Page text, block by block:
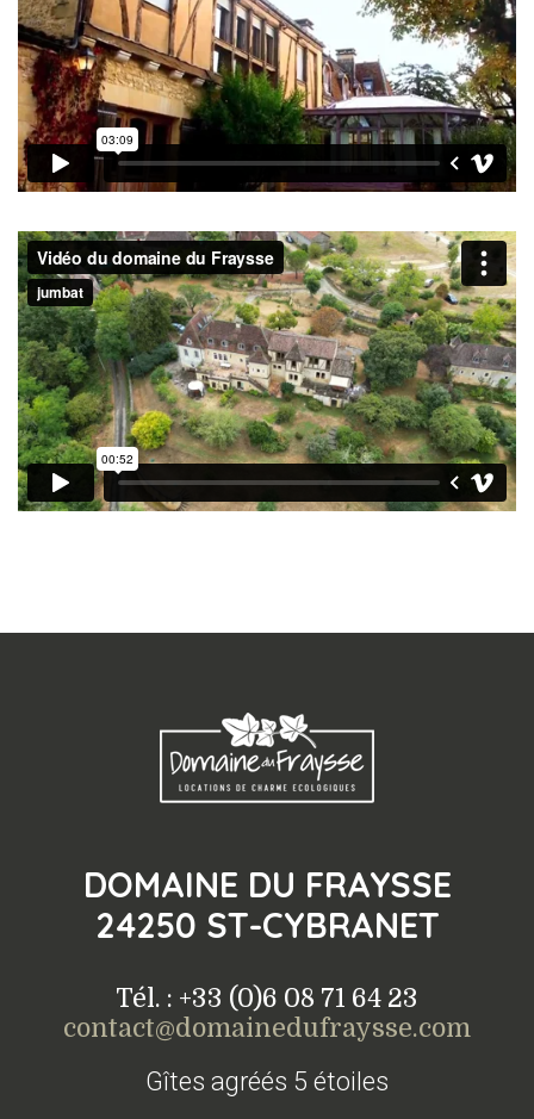
DOMAINE DU FRAYSSE
24250 ST-CYBRANET
Tél. : +33 (0)6 08 71 64 23
contact@domainedufraysse.com
Gîtes agréés 5 étoiles